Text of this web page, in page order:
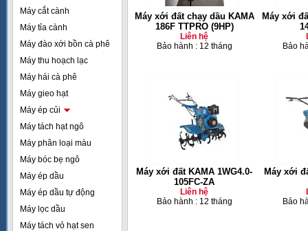
Máy cắt cành
Máy tỉa cành
Máy đào xới bồn cà phê
Máy thu hoạch lạc
Máy hái cà phê
Máy gieo hạt
Máy ép củi
Máy tách hạt ngô
Máy phân loại màu
Máy bóc bẹ ngô
Máy ép dầu
Máy ép dầu tự động
Máy lọc dầu
Máy tách vỏ hạt sen
Máy xới đất chạy dầu KAMA
186F TTPRO (9HP)
Liên hệ
Bảo hành : 12 tháng
Máy xới
Bảo
Máy xới đất KAMA 1WG4.0-
105FC-ZA
Liên hệ
Bảo hành : 12 tháng
Máy xới
Bảo